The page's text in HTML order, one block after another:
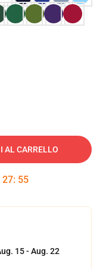
AL CARRELLO
27: 54
15 - Aug. 22